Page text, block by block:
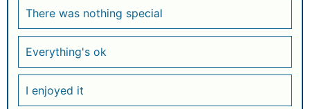
There was nothing special
Everything's ok
I enjoyed it